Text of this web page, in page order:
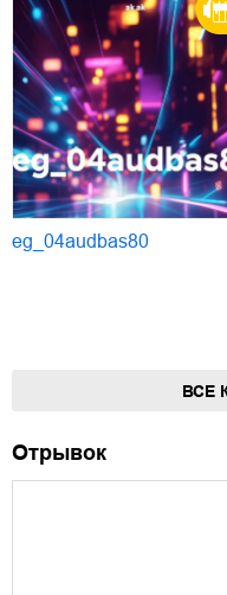
eg_04audbas80
ВСЕ
Отрывок